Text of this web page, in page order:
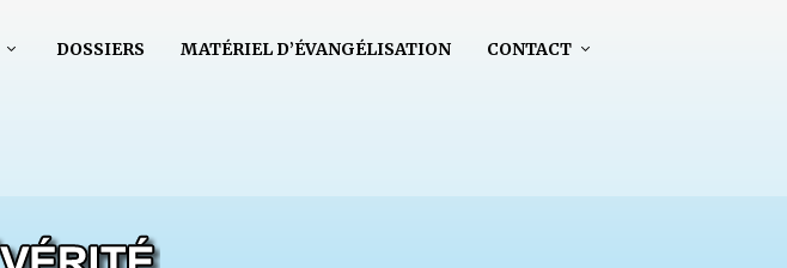
DOSSIERS MATÉRIEL D’ÉVANGÉLISATION CONTACT